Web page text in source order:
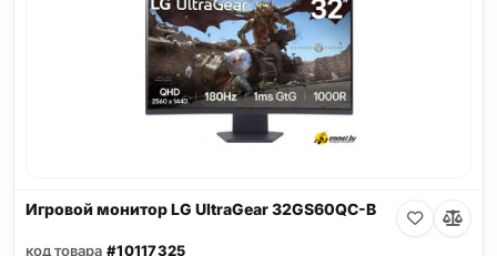
Игровой монитор LG UltraGear 32GS60QC-B
код товара #10117325